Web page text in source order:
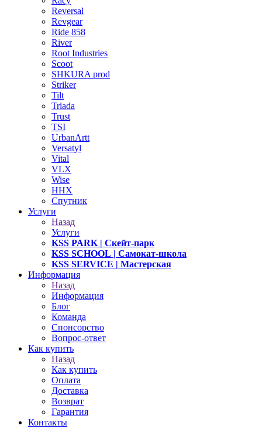
Reversal
Revgear
Ride 858
River
Root Industries
Scoot
SHKURA рrоd
Striker
Tilt
Triada
Trust
TSI
UrbanArtt
Versatyl
Vital
VLX
Wise
ННХ
Спутник
Услуги
Назад
Услуги
KSS PARK | Скейт-парк
KSS SCHOOL | Самокат-школа
KSS SERVICE | Мастерская
Информация
Назад
Информация
Блог
Команда
Спонсорство
Вопрос-ответ
Как купить
Назад
Как купить
Оплата
Доставка
Возврат
Гарантия
Контакты